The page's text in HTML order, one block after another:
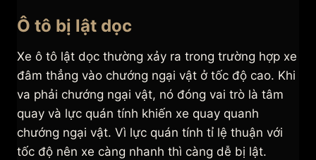
Ô tô bị lật dọc
Xe ô tô lật dọc thường xảy ra trong trường hợp xe
đâm thẳng vào chướng ngại vật ở tốc độ cao. Khi
va phải chướng ngại vật, nó đóng vai trò là tâm
quay và lực quán tính khiến xe quay quanh
chướng ngại vật. Vì lực quán tính tỉ lệ thuận với
tốc độ nên xe càng nhanh thì càng dễ bị lật.